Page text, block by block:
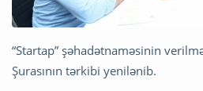
“Startap” şəhadətnaməsinin
Şurasının tərkibi yenilənib.